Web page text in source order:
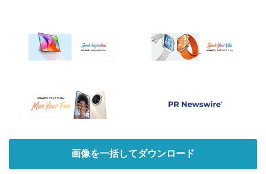
画像を一括してダウンロード